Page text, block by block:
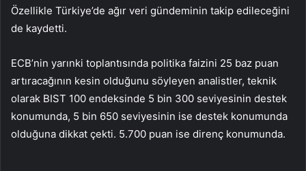
Özellikle Türkiye’de ağır veri gündeminin takip edileceğini
de kaydetti.
ECB’nin yarınki toplantısında politika faizini 25 baz puan
artıracağının kesin olduğunu söyleyen analistler, teknik
olarak BIST 100 endeksinde 5 bin 300 seviyesinin destek
konumunda, 5 bin 650 seviyesinin ise destek konumunda
olduğuna dikkat çekti. 5.700 puan ise direnç konumunda.